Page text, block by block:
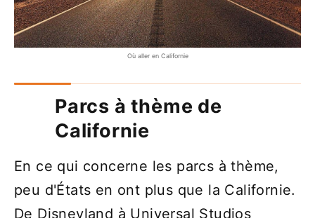
Où aller en Californie
Parcs à thème de
Californie
En ce qui concerne les parcs à thème,
peu d'États en ont plus que la Californie.
De Disneyland à Universal Studios